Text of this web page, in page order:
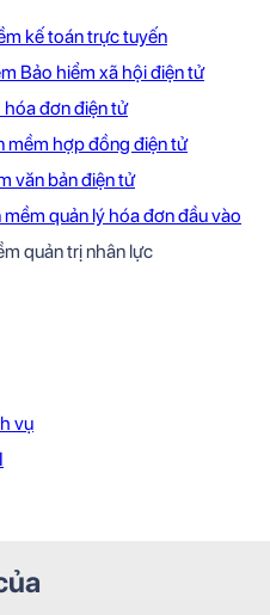
kế toán trực tuyến
Bảo hiểm xã hội điện tử
đơn điện tử
mềm hợp đồng điện tử
văn bản điện tử
quản lý hóa đơn đầu vào
quản trị nhân lực
vụ